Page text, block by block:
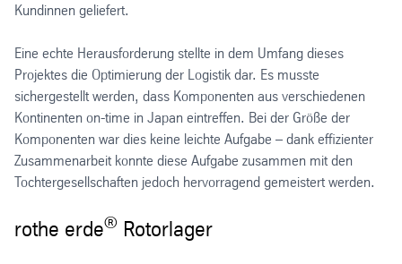
Kundinnen geliefert.
Eine echte Herausforderung stellte in dem Umfang dieses
Projektes die Optimierung der Logistik dar. Es musste
sichergestellt werden, dass Komponenten aus verschiedenen
Kontinenten on-time in Japan eintreffen. Bei der Größe der
Komponenten war dies keine leichte Aufgabe – dank effizienter
Zusammenarbeit konnte diese Aufgabe zusammen mit den
Tochtergesellschaften jedoch hervorragend gemeistert werden.
rothe erde® Rotorlager